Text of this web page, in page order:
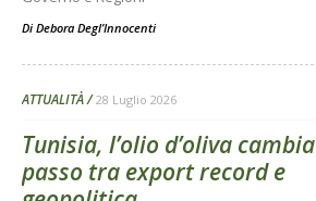
Di Debora Degl’Innocenti
ATTUALITÀ 28 Luglio 2026
Tunisia, l’olio d’oliva cambia
passo tra export record e